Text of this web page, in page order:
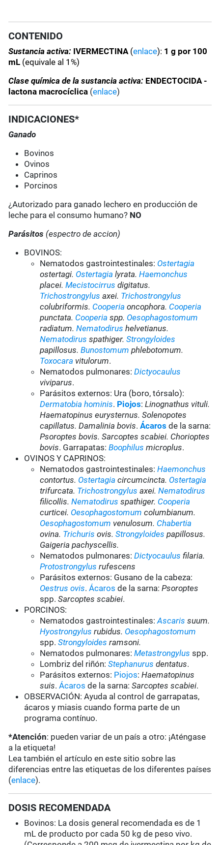
CONTENIDO
Sustancia activa: IVERMECTINA(enlace): 1 g por 100
mL (equivale al 1%)
Clase química de la sustancia activa: ENDECTOCIDA -
lactona macrocíclica (enlace)
INDICACIONES*
Ganado
Bovinos
Ovinos
Caprinos
Porcinos
¿Autorizado para ganado lechero en producción de
leche para el consumo humano? NO
Parásitos (espectro de accion)
BOVINOS:
Nematodos gastrointestinales: Ostertagia
ostertagi. Ostertagia lyrata.Haemonchus
placei.Mecistocirrus digitatus.
Trichostrongylus axei. Trichostrongylus
colubriformis. Cooperia oncophora. Cooperia
punctata. Cooperia spp. Oesophagostomum
radiatum.Nematodirus helvetianus.
Nematodirus spathiger.Strongyloides
papillosus.Bunostomum phlebotomum.
Toxocara vitulorum.
Nematodos pulmonares: Dictyocaulus
viviparus.
Parásitos externos: Ura (boro, tórsalo):
Dermatobia hominis. Piojos:Linognathus vituli.
Haematopinus eurysternus. Solenopotes
capillatus. Damalinia bovis.Ácaros de la sarna:
Psoroptes bovis. Sarcoptes scabiei. Chorioptes
bovis. Garrapatas:Boophilus microplus.
OVINOS Y CAPRINOS:
Nematodos gastrointestinales:Haemonchus
contortus. Ostertagia circumcincta. Ostertagia
trifurcata. Trichostrongylus axei.Nematodirus
filicollis.Nematodirus spathiger. Cooperia
curticei. Oesophagostomum columbianum.
Oesophagostomum venulosum. Chabertia
ovina. Trichuris ovis.Strongyloides papillosus.
Gaigeria pachyscellis.
Nematodos pulmonares:Dictyocaulus filaria.
Protostrongylus rufescens
Parásitos externos: Gusano de la cabeza:
Oestrus ovis.Ácaros de la sarna: Psoroptes
spp.Sarcoptes scabiei.
PORCINOS:
Nematodos gastrointestinales:Ascaris suum.
Hyostrongylus rubidus. Oesophagostomum
spp. Strongyloides ramsoni.
Nematodos pulmonares: Metastrongylus spp.
Lombriz del riñón:Stephanurus dentatus.
Parásitos externos: Piojos:Haematopinus
suis.Ácaros de la sarna:Sarcoptes scabiei.
OBSERVACIÓN: Ayuda al control de garrapatas,
ácaros y miasis cuando forma parte de un
programa contínuo.
*Atención: pueden variar de un país a otro: ¡Aténgase
a la etiqueta!
Lea también el artículo en este sitio sobre las
diferencias entre las etiquetas de los diferentes países
(enlace).
DOSIS RECOMENDADA
Bovinos: La dosis general recomendada es de 1
mL de producto por cada 50 kg de peso vivo.